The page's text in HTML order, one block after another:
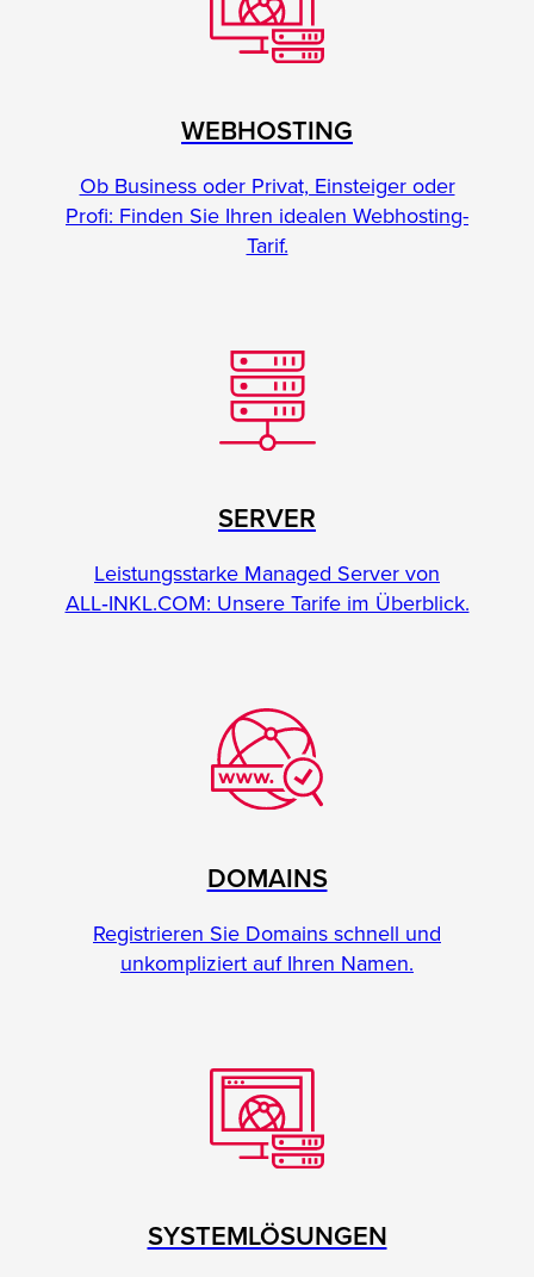
WEBHOSTING
Ob Business oder Privat, Einsteiger oder
Profi: Finden Sie Ihren idealen Webhosting-
Tarif.
SERVER
Leistungsstarke Managed Server von
ALL‑INKL.COM: Unsere Tarife im Überblick.
DOMAINS
Registrieren Sie Domains schnell und
unkompliziert auf Ihren Namen.
SYSTEMLÖSUNGEN